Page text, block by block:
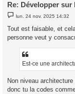
Re: Développer sur
M
e
s
a
lun. 24 nov. 2025 14:32
Tout est faisable, et
personne veut y
Est-ce une
Non niveau
donc tu la codes